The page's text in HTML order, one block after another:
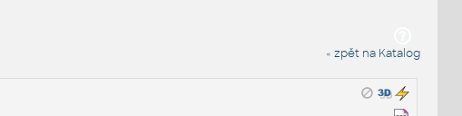
« zpět na Katalog